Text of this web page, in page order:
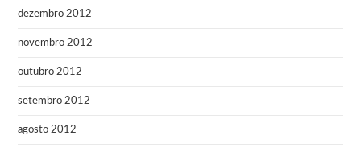
dezembro 2012
novembro 2012
outubro 2012
setembro 2012
agosto 2012